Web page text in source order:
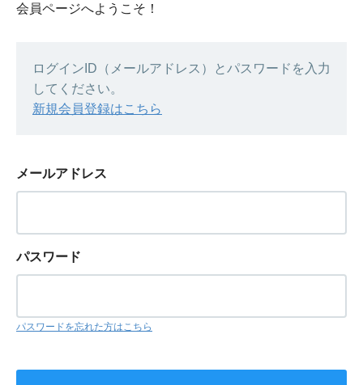
会員ページへようこそ！
ログインID（メールアドレス）とパスワードを入力
してください。
新規会員登録はこちら
メールアドレス
パスワード
パスワードを忘れた方はこちら